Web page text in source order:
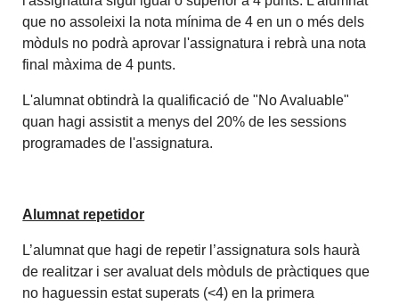
que no assoleixi la nota mínima de 4 en un o més dels
mòduls no podrà aprovar l'assignatura i rebrà una nota
final màxima de 4 punts.
L'alumnat obtindrà la qualificació de "No Avaluable"
quan hagi assistit a menys del 20% de les sessions
programades de l'assignatura.
Alumnat repetidor
L’alumnat que hagi de repetir l’assignatura sols haurà
de realitzar i ser avaluat dels mòduls de pràctiques que
no haguessin estat superats (<4) en la primera